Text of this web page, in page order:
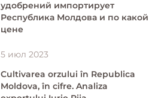
удобрений импортирует
Республика Молдова и по какой
цене
5 июл 2023
Cultivarea orzului în Republica
Moldova, în cifre. Analiza